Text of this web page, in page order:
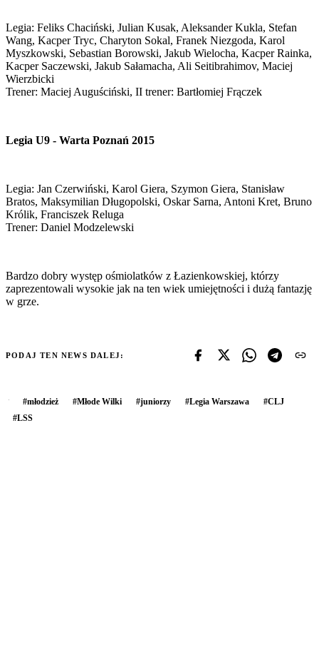
Legia: Feliks Chaciński, Julian Kusak, Aleksander Kukla, Stefan
Wang, Kacper Tryc, Charyton Sokal, Franek Niezgoda, Karol
Myszkowski, Sebastian Borowski, Jakub Wielocha, Kacper Rainka,
Kacper Saczewski, Jakub Sałamacha, Ali Seitibrahimov, Maciej
Wierzbicki
Trener: Maciej Auguściński, II trener: Bartłomiej Frączek
Legia U9 - Warta Poznań 2015
Legia: Jan Czerwiński, Karol Giera, Szymon Giera, Stanisław
Bratos, Maksymilian Długopolski, Oskar Sarna, Antoni Kret, Bruno
Królik, Franciszek Reluga
Trener: Daniel Modzelewski
Bardzo dobry występ ośmiolatków z Łazienkowskiej, którzy
zaprezentowali wysokie jak na ten wiek umiejętności i dużą fantazję
w grze.
PODAJ TEN NEWS DALEJ:
#młodzież #Młode Wilki #juniorzy #Legia Warszawa #CLJ
#LSS